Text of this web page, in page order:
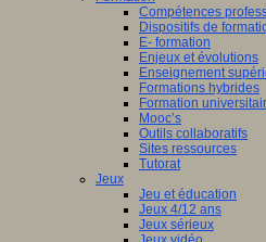
Compétences
Dispositifs de
E- formation
Enjeux et évolutions
Enseignement
Formations hybrides
Formation
Mooc’s
Outils collaboratifs
Sites ressources
Tutorat
Jeux
Jeu et éducation
Jeux 4/12 ans
Jeux sérieux